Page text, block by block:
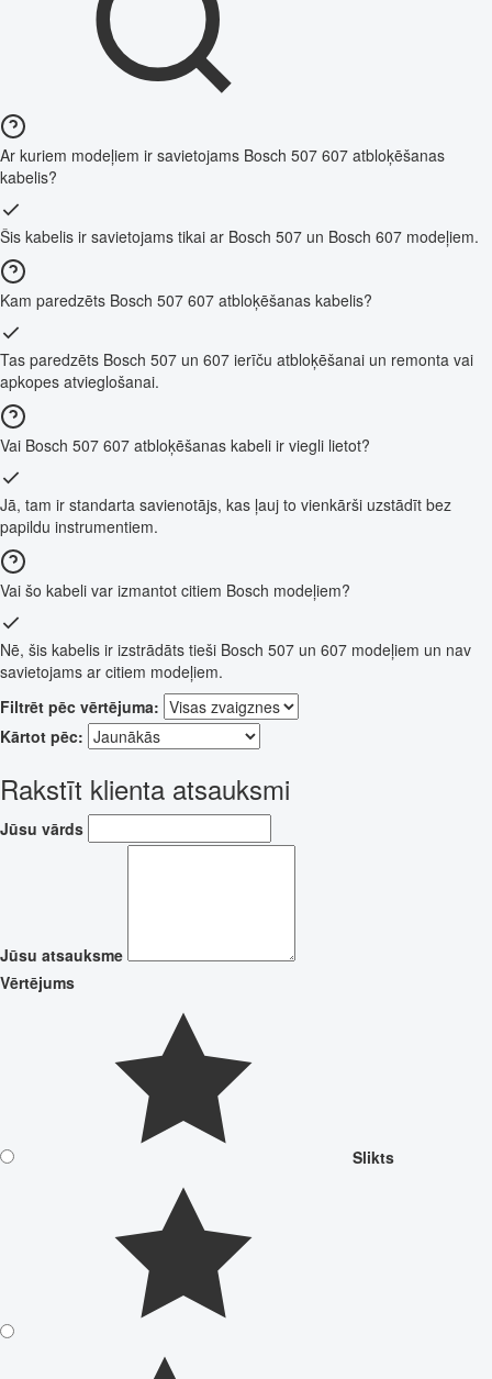
Ar kuriem modeļiem ir savietojams Bosch 507 607 atbloķēšanas
kabelis?
Šis kabelis ir savietojams tikai ar Bosch 507 un Bosch 607 modeļiem.
Kam paredzēts Bosch 507 607 atbloķēšanas kabelis?
Tas paredzēts Bosch 507 un 607 ierīču atbloķēšanai un remonta vai
apkopes atvieglošanai.
Vai Bosch 507 607 atbloķēšanas kabeli ir viegli lietot?
Jā, tam ir standarta savienotājs, kas ļauj to vienkārši uzstādīt bez
papildu instrumentiem.
Vai šo kabeli var izmantot citiem Bosch modeļiem?
Nē, šis kabelis ir izstrādāts tieši Bosch 507 un 607 modeļiem un nav
savietojams ar citiem modeļiem.
Filtrēt pēc vērtējuma:
Kārtot pēc:
Rakstīt klienta atsauksmi
Jūsu vārds
Jūsu atsauksme
Vērtējums
Slikts